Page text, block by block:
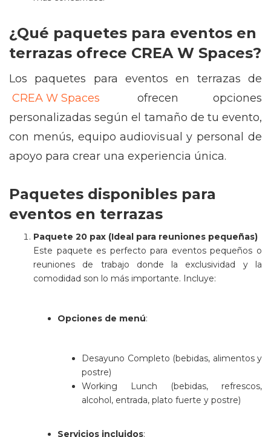
¿Qué paquetes para eventos en
terrazas ofrece CREA W Spaces?
Los paquetes para eventos en terrazas de
CREA W Spaces
ofrecen opciones
personalizadas según el tamaño de tu evento,
con menús, equipo audiovisual y personal de
apoyo para crear una experiencia única.
Paquetes disponibles para
eventos en terrazas
Paquete 20 pax (Ideal para reuniones pequeñas)
Este paquete es perfecto para eventos pequeños o
reuniones de trabajo donde la exclusividad y la
comodidad son lo más importante. Incluye:
Opciones de menú:
Desayuno Completo (bebidas, alimentos y
postre)
Working Lunch (bebidas, refrescos,
alcohol, entrada, plato fuerte y postre)
Servicios incluidos: